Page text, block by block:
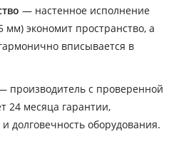
— настенное исполнение
мм) экономит пространство, а
вписывается в
производитель с проверенной
24 месяца гарантии,
долговечность оборудования.